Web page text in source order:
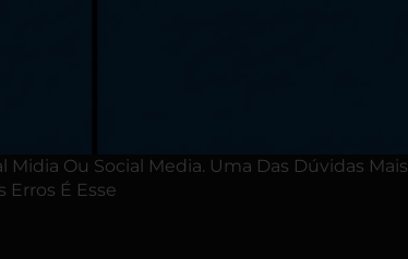
Midia Ou Social Media. Uma Das Dúvidas Mais
Erros É Esse